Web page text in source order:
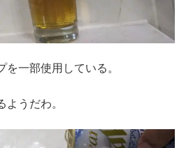
一部使用している。
ようだわ。